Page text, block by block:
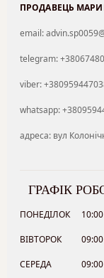
ПРОДАВЕЦЬ
email:
telegram:
viber:
whatsapp:
адреса: вул
ГРАФІК
ПОНЕДІЛОК
ВІВТОРОК
СЕРЕДА